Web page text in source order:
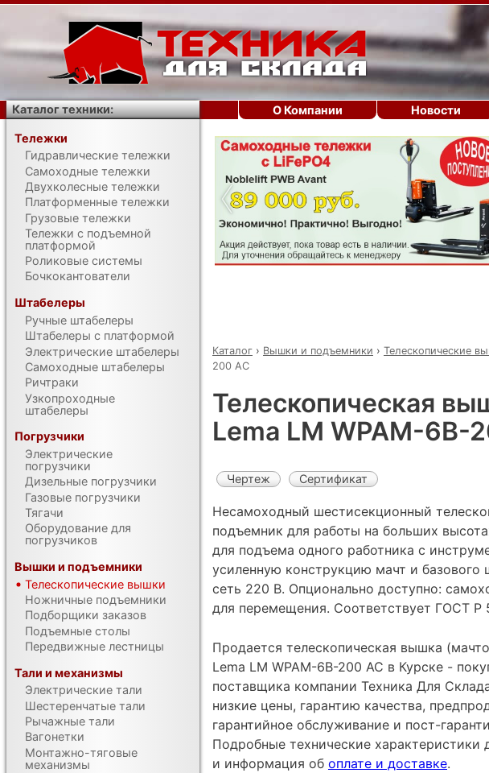
‹
Каталог › Вышки и подъемники › Телескопические
200 AC
Телескопическая
Lema LM WPAM-6B-
Чертеж Сертификат
Несамоходный шестисекционный
подъемник для работы на больших
для подъема одного работника с
усиленную конструкцию мачт и базового
сеть 220 В. Опционально доступно:
для перемещения. Соответствует ГОСТ Р
Продается телескопическая вышка
Lema LM WPAM-6B-200 AC в Курске -
поставщика компании Техника Для
низкие цены, гарантию качества,
гарантийное обслуживание и пост-
Подробные технические характеристики
и информация об оплате и доставке.
О Компании Новости
Каталог техники:
Тележки
Гидравлические тележки
Самоходные тележки
Двухколесные тележки
Платформенные тележки
Грузовые тележки
Тележки с подъемной
платформой
Роликовые системы
Бочкокантователи
Штабелеры
Ручные штабелеры
Штабелеры с платформой
Электрические штабелеры
Самоходные штабелеры
Ричтраки
Узкопроходные
штабелеры
Погрузчики
Электрические
погрузчики
Дизельные погрузчики
Газовые погрузчики
Тягачи
Оборудование для
погрузчиков
Вышки и подъемники
Телескопические вышки
Ножничные подъемники
Подборщики заказов
Подъемные столы
Передвижные лестницы
Тали и механизмы
Электрические тали
Шестеренчатые тали
Рычажные тали
Вагонетки
Монтажно-тяговые
механизмы